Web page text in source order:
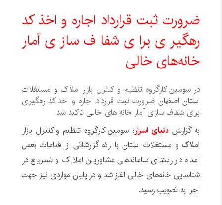
ضرورت ثبت قرارداد اجاره و اخذ کد
رهگیری برای شفاف سازی آمار
خانه‌های خالی
در سومین کارگروه تنظیم و کنترل بازار املاک و مستغلات
استان اصفهان ضرورت ثبت قرارداد اجاره و اخذ کد رهگیری
برای شفاف سازی آمار خانه های خالی تاکید شد.
به گزارشدنیای اسرار؛ سومین کارگروه تنظیم و کنترل بازار
املاک و مستغلات استان با ارائه گزارشاتی از اقدامات بعمل
آمده در راستای ساماندهی مشاورین املاک و تسریع در
شناسایی خانه‌های خالی آغاز شد و در پایان مواردی نیز جهت
اجرا به تصویب رسید.